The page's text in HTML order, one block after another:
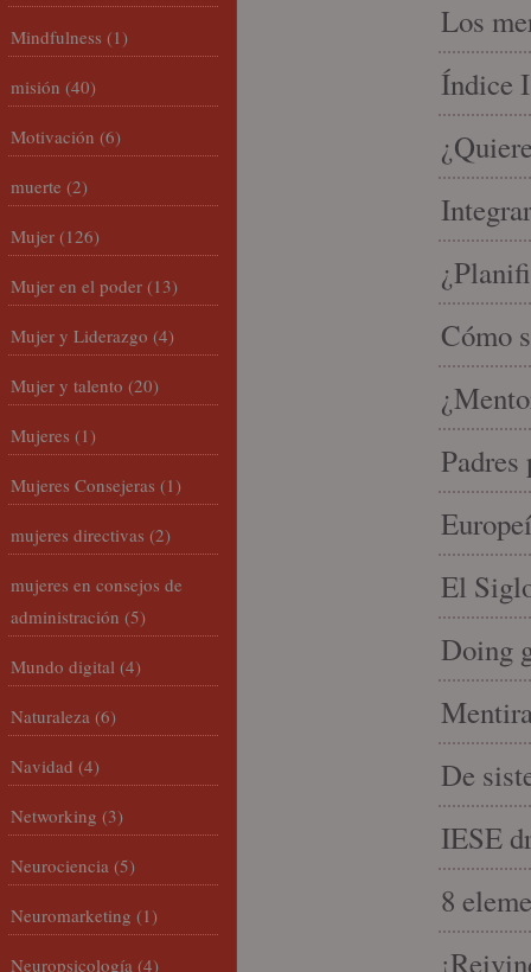
Los
Índice
Cómo
Padres
El
Doing
De
IESE
8
Mindfulness (1)
misión (40)
Motivación (6)
muerte (2)
Mujer (126)
Mujer en el poder (13)
Mujer y Liderazgo (4)
Mujer y talento (20)
Mujeres (1)
Mujeres Consejeras (1)
mujeres directivas (2)
mujeres en consejos de
administración (5)
Mundo digital (4)
Naturaleza (6)
Navidad (4)
Networking (3)
Neurociencia (5)
Neuromarketing (1)
Neuropsicología (4)